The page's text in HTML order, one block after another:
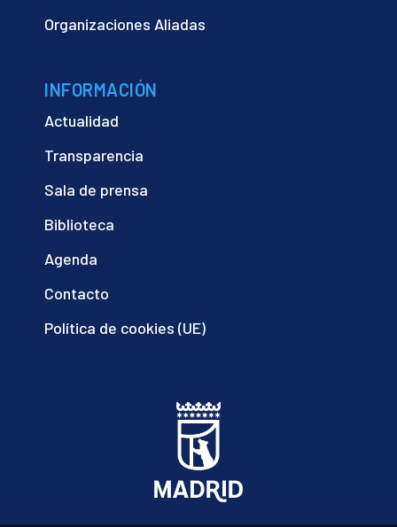
Organizaciones Aliadas
INFORMACIÓN
Actualidad
Transparencia
Sala de prensa
Biblioteca
Agenda
Contacto
Política de cookies (UE)